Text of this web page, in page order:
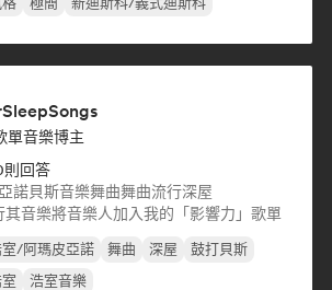
單音樂博主
則回答
諾貝斯音樂舞曲舞曲流行深屋
其音樂將音樂人加入我的「影響力」歌單
/阿瑪皮亞諾 舞曲 深屋
鼓打貝斯
浩室音樂